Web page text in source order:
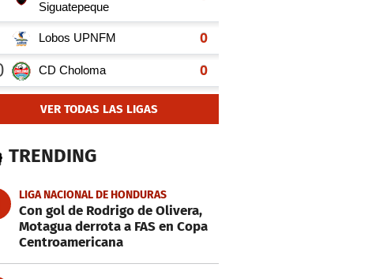
VER TODAS LAS LIGAS
TRENDING
LIGA NACIONAL DE HONDURAS
Con gol de Rodrigo de Olivera,
Motagua derrota a FAS en Copa
Centroamericana